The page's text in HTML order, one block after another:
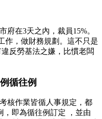
府在3天之內，裁員15%。
作，做財務規劃。這不只是
反勞基法之嫌，比慣老闆
循往例
核作業皆循人事規定，都
，即為循往例訂定 ，並由